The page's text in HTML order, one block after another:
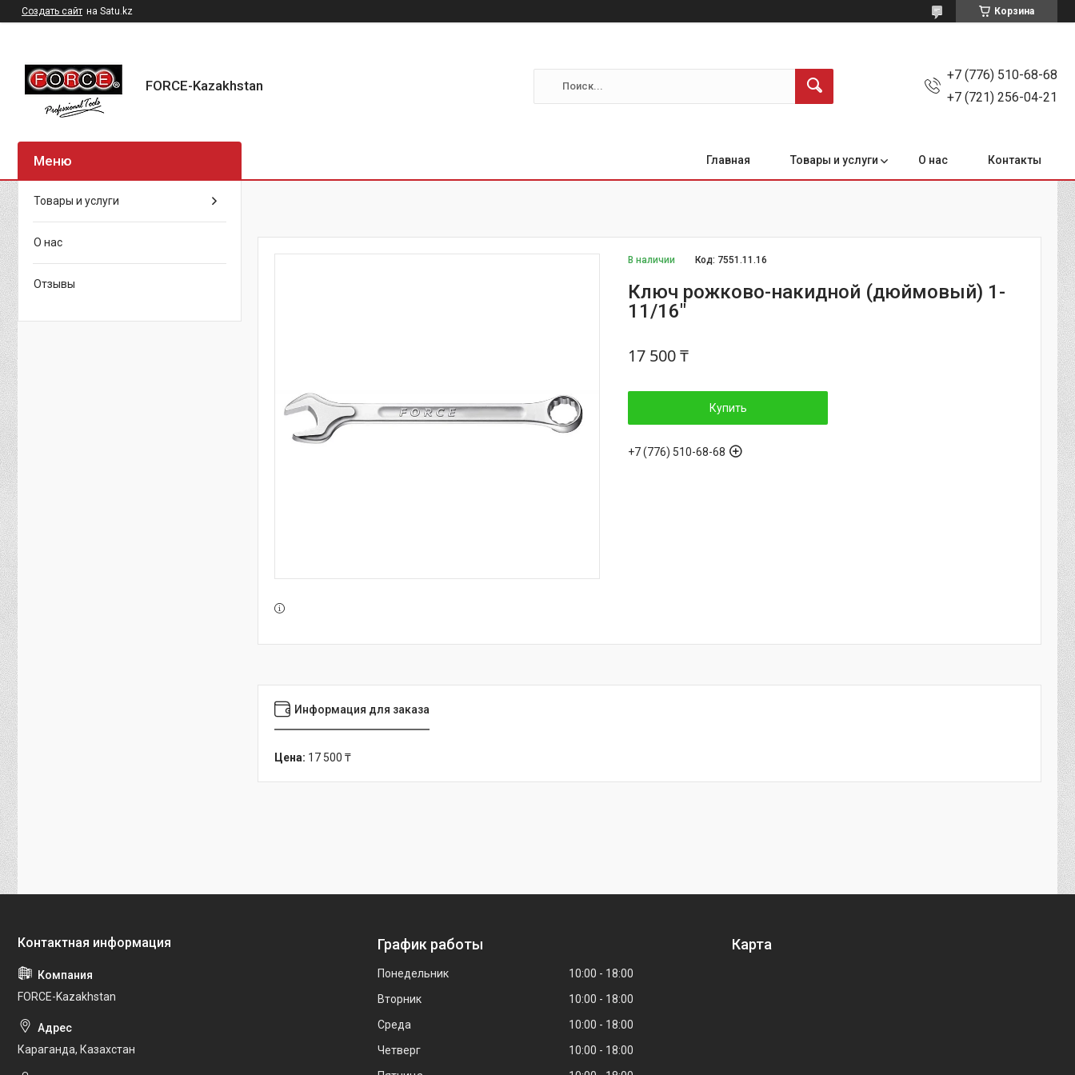
Создать сайт на Satu.kz Корзина
FORCE-Kazakhstan
+7 (776) 510-68-68
+7 (721) 256-04-21
Главная Товары и услуги О нас Контакты
В наличии Код: 7551.11.16
Ключ рожково-накидной (дюймовый) 1-
11/16"
17 500 ₸
Купить
+7 (776) 510-68-68
Информация для заказа
Цена: 17 500 ₸
Товары и услуги
О нас
Отзывы
FORCE-Kazakhstan
Караганда, Казахстан
График работы
Понедельник 10:00
18:00
Вторник
10:00
18:00
Среда
10:00
18:00
Четверг
10:00
18:00
Карта